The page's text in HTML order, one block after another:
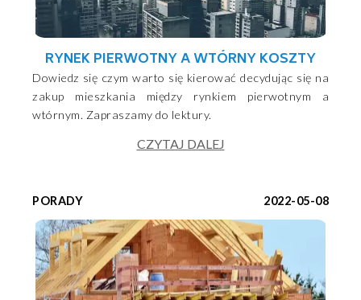
RYNEK PIERWOTNY A WTÓRNY KOSZTY
Dowiedz się czym warto się kierować decydując się na
zakup mieszkania między rynkiem pierwotnym a
wtórnym. Zapraszamy do lektury.
CZYTAJ DALEJ
PORADY 2022-05-08